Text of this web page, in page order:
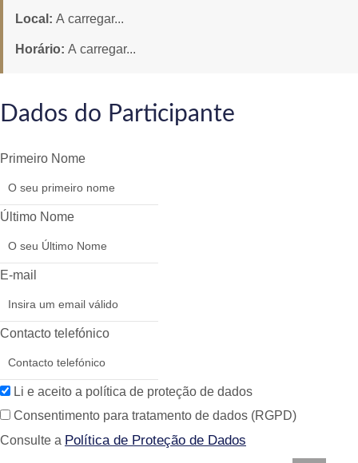
Local: A carregar...
Horário: A carregar...
Dados do Participante
Primeiro Nome
Último Nome
E-mail
Contacto telefónico
Li e aceito a política de proteção de dados
Consentimento para tratamento de dados (RGPD)
Consulte a Política de Proteção de Dados